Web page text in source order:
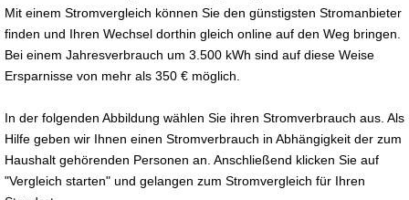
Mit einem Stromvergleich können Sie den günstigsten Stromanbieter
finden und Ihren Wechsel dorthin gleich online auf den Weg bringen.
Bei einem Jahresverbrauch um 3.500 kWh sind auf diese Weise
Ersparnisse von mehr als 350 € möglich.
In der folgenden Abbildung wählen Sie ihren Stromverbrauch aus. Als
Hilfe geben wir Ihnen einen Stromverbrauch in Abhängigkeit der zum
Haushalt gehörenden Personen an. Anschließend klicken Sie auf
"Vergleich starten" und gelangen zum Stromvergleich für Ihren